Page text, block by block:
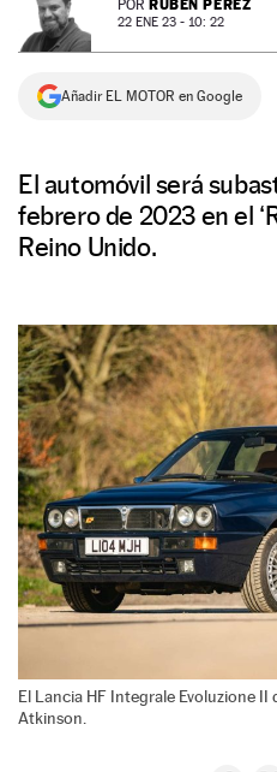
NEWSLETTER
SÍGUENOS
POR RUBÉN PÉREZ
22 ENE 23 - 10: 22
Añadir EL MOTOR en Google
El automóvil será
febrero de 2023 en el
Reino Unido.
El Lancia HF Integrale Evoluzione II
Atkinson.